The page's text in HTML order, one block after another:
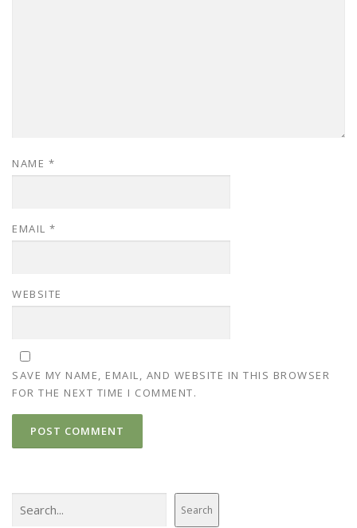
NAME *
EMAIL *
WEBSITE
SAVE MY NAME, EMAIL, AND WEBSITE IN THIS BROWSER
FOR THE NEXT TIME I COMMENT.
Search